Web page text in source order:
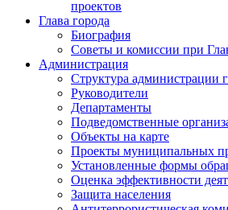
проектов
Глава города
Биография
Советы и комиссии при
Администрация
Структура администрации
Руководители
Департаменты
Подведомственные
Объекты на карте
Проекты муниципальных
Установленные формы
Оценка эффективности
Защита населения